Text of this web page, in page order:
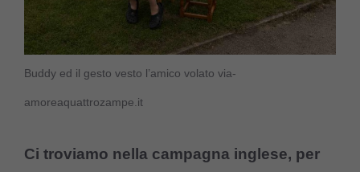
Buddy ed il gesto vesto l’amico volato via-
amoreaquattrozampe.it
Ci troviamo nella campagna inglese, per